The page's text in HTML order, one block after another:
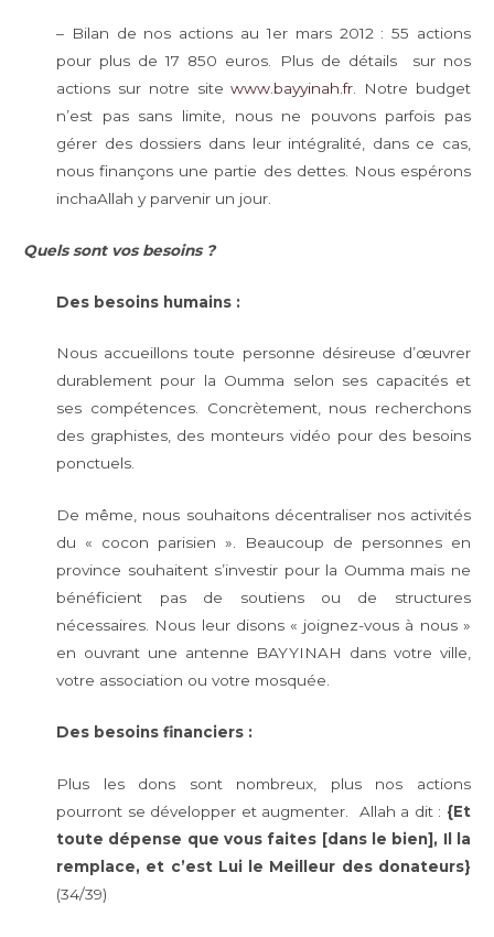
– Bilan de nos actions au 1er mars 2012 : 55 actions
pour plus de 17 850 euros. Plus de détails sur nos
actions sur notre sitewww.bayyinah.fr . Notre budget
n’est pas sans limite, nous ne pouvons parfois pas
gérer des dossiers dans leur intégralité, dans ce cas,
nous finançons une partie des dettes. Nous espérons
inchaAllah y parvenir un jour.
Quels sont vos besoins ?
Des besoins humains :
Nous accueillons toute personne désireuse d’œuvrer
durablement pour la Oumma selon ses capacités et
ses compétences. Concrètement, nous recherchons
des graphistes, des monteurs vidéo pour des besoins
ponctuels.
De même, nous souhaitons décentraliser nos activités
du « cocon parisien ». Beaucoup de personnes en
province souhaitent s’investir pour la Oumma mais ne
bénéficient pas de soutiens ou de structures
nécessaires. Nous leur disons « joignez-vous à nous »
en ouvrant une antenne BAYYINAH dans votre ville,
votre association ou votre mosquée.
Des besoins financiers :
Plus les dons sont nombreux, plus nos actions
pourront se développer et augmenter. Allah a dit : {Et
toute dépense que vous faites [dans le bien], Il la
remplace, et c’est Lui le Meilleur des donateurs}
(34/39)